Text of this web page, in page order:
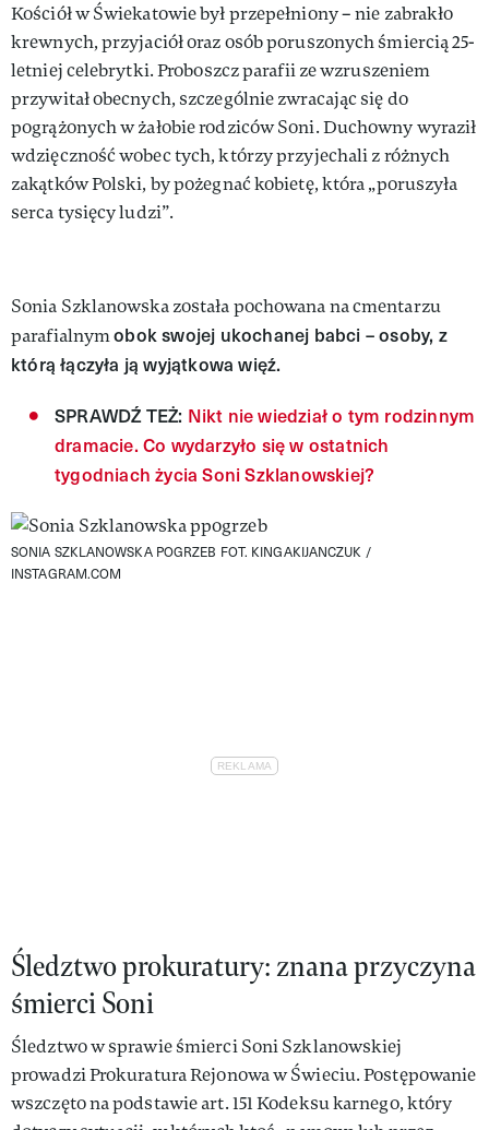
Kościół w Świekatowie był przepełniony – nie zabrakło
krewnych, przyjaciół oraz osób poruszonych śmiercią 25-
letniej celebrytki. Proboszcz parafii ze wzruszeniem
przywitał obecnych, szczególnie zwracając się do
pogrążonych w żałobie rodziców Soni. Duchowny wyraził
wdzięczność wobec tych, którzy przyjechali z różnych
zakątków Polski, by pożegnać kobietę, która „poruszyła
serca tysięcy ludzi”.
Sonia Szklanowska została pochowana na cmentarzu
parafialnymobok swojej ukochanej babci – osoby, z
którą łączyła ją wyjątkowa więź.
SPRAWDŹ TEŻ: Nikt nie wiedział o tym rodzinnym
dramacie. Co wydarzyło się w ostatnich
tygodniach życia Soni Szklanowskiej?
SONIA SZKLANOWSKA POGRZEB FOT. KINGAKIJANCZUK /
INSTAGRAM.COM
Śledztwo prokuratury: znana przyczyna
śmierci Soni
Śledztwo w sprawie śmierci Soni Szklanowskiej
prowadzi Prokuratura Rejonowa w Świeciu. Postępowanie
wszczęto na podstawie art. 151 Kodeksu karnego, który